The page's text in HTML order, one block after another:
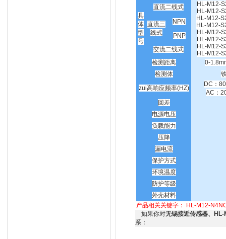
具
体
型
号
直流二线式
HL-M12-
HL-M12-
直流三
线式
NPN
HL-M12-
HL-M12-
PNP
HL-M12-
HL-M12-
交流二线式
HL-M12-
HL-M12-
检测距离
0-
检测体
zui高响应频率(HZ)
DC：
AC：
回差
电源电压
负载能力
压降
漏电流
保护方式
环境温度
防护等级
外壳材料
产品相关关键字：
HL-M12-
如果你对无锡接近传感器、
系：